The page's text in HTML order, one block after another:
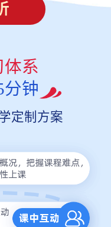
体系
分钟
定制方案